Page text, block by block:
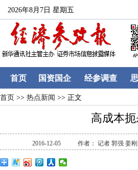
2026年8月7日 星期五
首页 国资国企 经参调查
首页 >> 热点新闻 >> 正文
高成本
2016-12-05 作者： 记者 郭强 姜